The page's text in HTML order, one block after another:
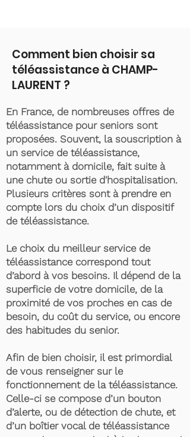
Comment bien choisir sa
téléassistance à CHAMP-
LAURENT ?
En France, de nombreuses offres de
téléassistance pour seniors sont
proposées. Souvent, la souscription à
un service de téléassistance,
notamment à domicile, fait suite à
une chute ou sortie d'hospitalisation.
Plusieurs critères sont à prendre en
compte lors du choix d’un dispositif
de téléassistance.
Le choix du meilleur service de
téléassistance correspond tout
d’abord à vos besoins. Il dépend de la
superficie de votre domicile, de la
proximité de vos proches en cas de
besoin, du coût du service, ou encore
des habitudes du senior.
Afin de bien choisir, il est primordial
de vous renseigner sur le
fonctionnement de la téléassistance.
Celle-ci se compose d’un bouton
d’alerte, ou de détection de chute, et
d’un boîtier vocal de téléassistance